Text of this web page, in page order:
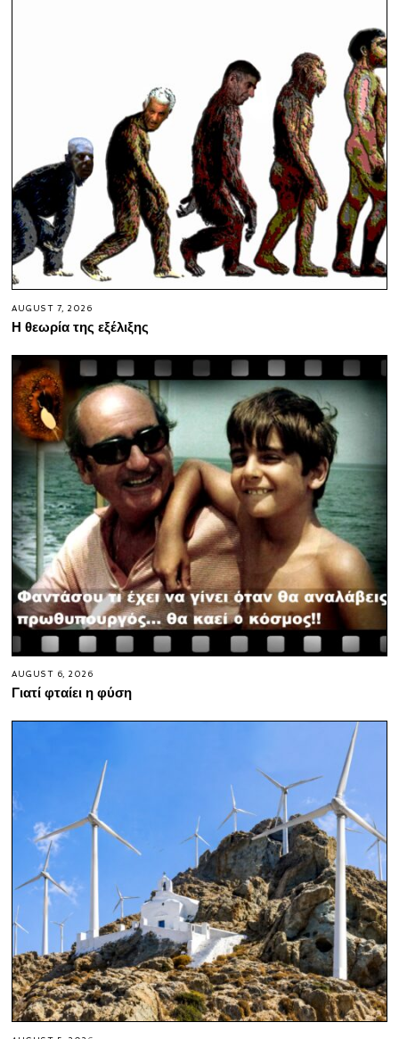
AUGUST 7, 2026
Η θεωρία της εξέλιξης
AUGUST 6, 2026
Γιατί φταίει η φύση